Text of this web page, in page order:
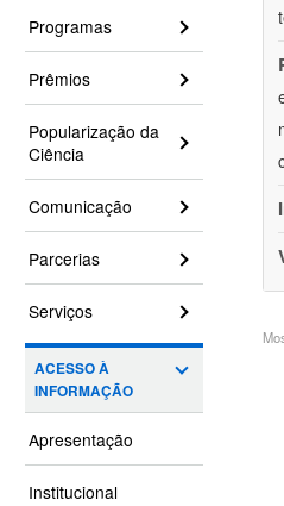
Programas
Prêmios
Popularização da
Ciência
Comunicação
Parcerias
Serviços
ACESSO À
INFORMAÇÃO
Apresentação
Institucional